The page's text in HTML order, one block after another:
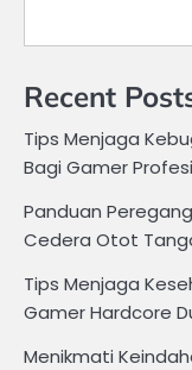
Recent
Tips Menjaga
Bagi Gamer
Panduan
Cedera Otot
Tips Menjaga
Gamer Hardcore
Menikmati